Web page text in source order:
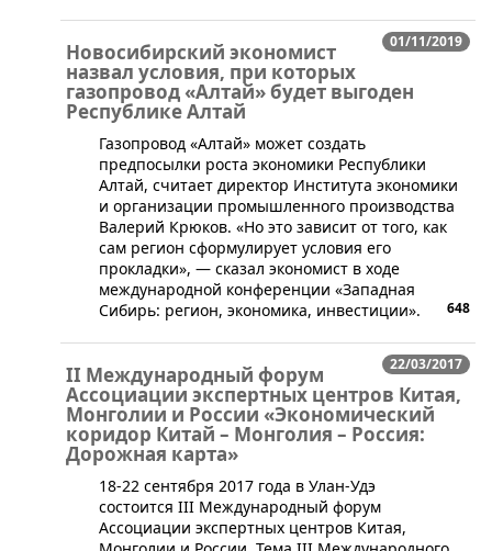
01/11/2019
Новосибирский экономист
назвал условия, при которых
газопровод «Алтай» будет выгоден
Республике Алтай
​Газопровод «Алтай» может создать
предпосылки роста экономики Республики
Алтай, считает директор Института экономики
и организации промышленного производства
Валерий Крюков. «Но это зависит от того, как
сам регион сформулирует условия его
прокладки», — сказал экономист в ходе
международной конференции «Западная
Сибирь: регион, экономика, инвестиции».
648
22/03/2017
II Международный форум
Ассоциации экспертных центров Китая,
Монголии и России «Экономический
коридор Китай – Монголия – Россия:
Дорожная карта»
​18-22 сентября 2017 года в Улан-Удэ
состоится III Международный форум
Ассоциации экспертных центров Китая,